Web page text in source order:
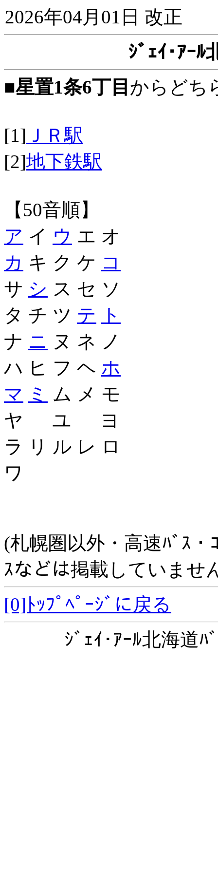
2026年04月01日 改正
ｼﾞｪｲ･ｱｰﾙ
■星置1条6丁目 からどち
[1] ＪＲ駅
[2]地下鉄駅
【50音順】
ア イ ウ エ オ
カ キ ク ケ コ
サ シ ス セ ソ
タ チ ツ テ
ト
ナ ニ ヌ ネ ノ
ハ ヒ フ ヘ ホ
マ ミ ム メ モ
ヤ ユ ヨ
ラ リ ル レ ロ
ワ
(札幌圏以外・高速ﾊﾞｽ・
ｽなどは掲載していませ
[0]ﾄｯﾌﾟﾍﾟｰｼﾞに戻る
ｼﾞｪｲ･ｱｰﾙ北海道